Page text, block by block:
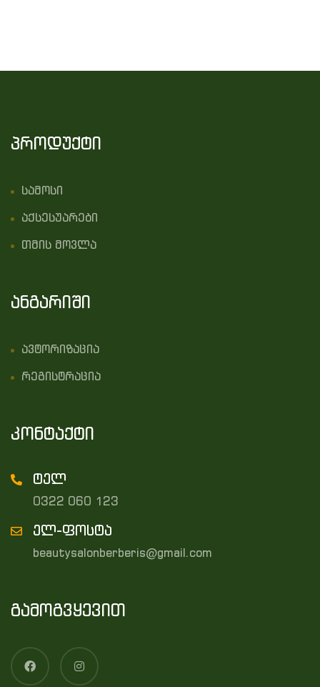
პროდუქტი
სამოსი
აქსესუარები
თმის მოვლა
ანგარიში
ავტორიზაცია
რეგისტრაცია
კონტაქტი
ტელ
0322 060 123
ელ-ფოსტა
beautysalonberberis@gmail.com
გამოგვყევით